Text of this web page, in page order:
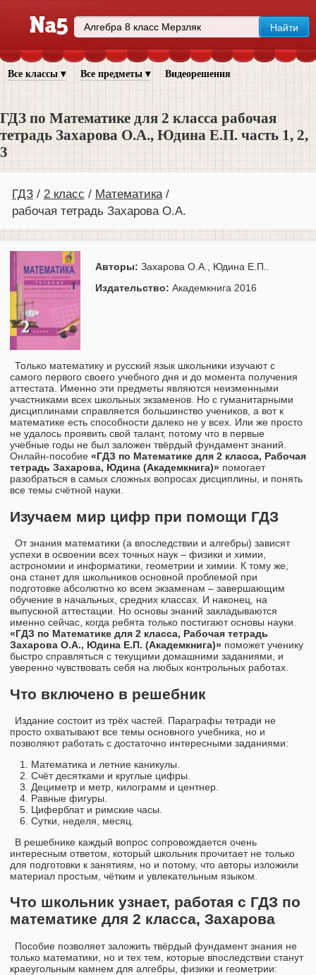
Все классы ▾ Все предметы ▾ Видеорешения
ГДЗ по Математике для 2 класса рабочая
тетрадь Захарова О.А., Юдина Е.П. часть 1, 2,
3
ГДЗ 2 класс
Математика
рабочая тетрадь Захарова О.А.
Авторы: Захарова О.А., Юдина Е.П..
Издательство: Академкнига 2016
Только математику и русский язык школьники изучают с
самого первого своего учебного дня и до момента получения
аттестата. Именно эти предметы являются неизменными
участниками всех школьных экзаменов. Но с гуманитарными
дисциплинами справляется большинство учеников, а вот к
математике есть способности далеко не у всех. Или же просто
не удалось проявить свой талант, потому что в первые
учебные годы не был заложен твёрдый фундамент знаний.
Онлайн-пособие «ГДЗ по Математике для 2 класса, Рабочая
тетрадь Захарова, Юдина (Академкнига)» помогает
разобраться в самых сложных вопросах дисциплины, и понять
все темы счётной науки.
Изучаем мир цифр при помощи ГДЗ
От знания математики (а впоследствии и алгебры) зависят
успехи в освоении всех точных наук – физики и химии,
астрономии и информатики, геометрии и химии. К тому же,
она станет для школьников основной проблемой при
подготовке абсолютно ко всем экзаменам – завершающим
обучение в начальных, средних классах. И наконец, на
выпускной аттестации. Но основы знаний закладываются
именно сейчас, когда ребята только постигают основы науки.
«ГДЗ по Математике для 2 класса, Рабочая тетрадь
Захарова О.А., Юдина Е.П. (Академкнига)» поможет ученику
быстро справляться с текущими домашними заданиями, и
уверенно чувствовать себя на любых контрольных работах.
Что включено в решебник
Издание состоит из трёх частей. Параграфы тетради не
просто охватывают все темы основного учебника, но и
позволяют работать с достаточно интересными заданиями:
Математика и летние каникулы.
Счёт десятками и круглые цифры.
Дециметр и метр, килограмм и центнер.
Равные фигуры.
Циферблат и римские часы.
Сутки, неделя, месяц.
В решебнике каждый вопрос сопровождается очень
интересным ответом, который школьник прочитает не только
для подготовки к занятиям, но и потому, что авторы изложили
материал простым, чётким и увлекательным языком.
Что школьник узнает, работая с ГДЗ по
математике для 2 класса, Захарова
Пособие позволяет заложить твёрдый фундамент знания не
только математики, но и тех тем, которые впоследствии станут
краеугольным камнем для алгебры, физики и геометрии: